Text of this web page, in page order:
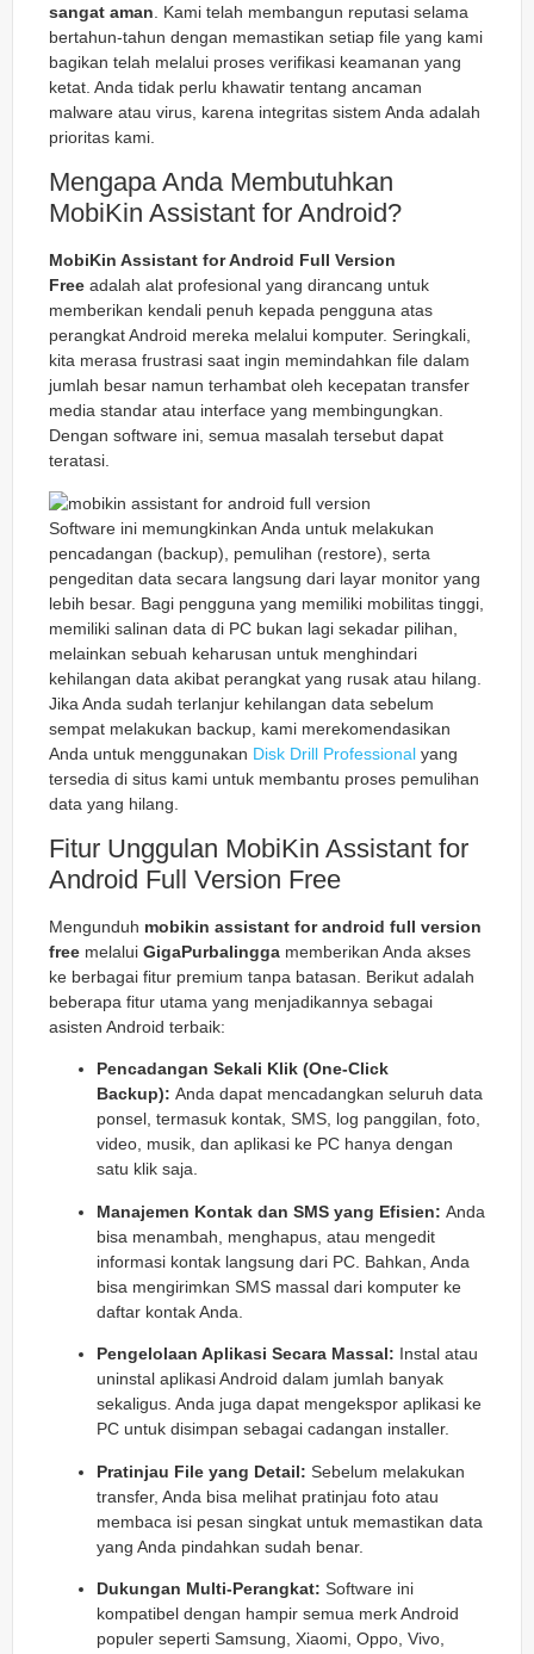
sangat aman . Kami telah membangun reputasi selama
bertahun-tahun dengan memastikan setiap file yang kami
bagikan telah melalui proses verifikasi keamanan yang
ketat. Anda tidak perlu khawatir tentang ancaman
malware atau virus, karena integritas sistem Anda adalah
prioritas kami.
Mengapa Anda Membutuhkan
MobiKin Assistant for Android?
MobiKin Assistant for Android Full Version
Free adalah alat profesional yang dirancang untuk
memberikan kendali penuh kepada pengguna atas
perangkat Android mereka melalui komputer. Seringkali,
kita merasa frustrasi saat ingin memindahkan file dalam
jumlah besar namun terhambat oleh kecepatan transfer
media standar atau interface yang membingungkan.
Dengan software ini, semua masalah tersebut dapat
teratasi.
Software ini memungkinkan Anda untuk melakukan
pencadangan (backup), pemulihan (restore), serta
pengeditan data secara langsung dari layar monitor yang
lebih besar. Bagi pengguna yang memiliki mobilitas tinggi,
memiliki salinan data di PC bukan lagi sekadar pilihan,
melainkan sebuah keharusan untuk menghindari
kehilangan data akibat perangkat yang rusak atau hilang.
Jika Anda sudah terlanjur kehilangan data sebelum
sempat melakukan backup, kami merekomendasikan
Anda untuk menggunakan Disk Drill Professional yang
tersedia di situs kami untuk membantu proses pemulihan
data yang hilang.
Fitur Unggulan MobiKin Assistant for
Android Full Version Free
Mengunduh mobikin assistant for android full version
free melalui GigaPurbalingga memberikan Anda akses
ke berbagai fitur premium tanpa batasan. Berikut adalah
beberapa fitur utama yang menjadikannya sebagai
asisten Android terbaik:
Pencadangan Sekali Klik (One-Click
Backup): Anda dapat mencadangkan seluruh data
ponsel, termasuk kontak, SMS, log panggilan, foto,
video, musik, dan aplikasi ke PC hanya dengan
satu klik saja.
Manajemen Kontak dan SMS yang Efisien: Anda
bisa menambah, menghapus, atau mengedit
informasi kontak langsung dari PC. Bahkan, Anda
bisa mengirimkan SMS massal dari komputer ke
daftar kontak Anda.
Pengelolaan Aplikasi Secara Massal: Instal atau
uninstal aplikasi Android dalam jumlah banyak
sekaligus. Anda juga dapat mengekspor aplikasi ke
PC untuk disimpan sebagai cadangan installer.
Pratinjau File yang Detail: Sebelum melakukan
transfer, Anda bisa melihat pratinjau foto atau
membaca isi pesan singkat untuk memastikan data
yang Anda pindahkan sudah benar.
Dukungan Multi-Perangkat: Software ini
kompatibel dengan hampir semua merk Android
populer seperti Samsung, Xiaomi, Oppo, Vivo,